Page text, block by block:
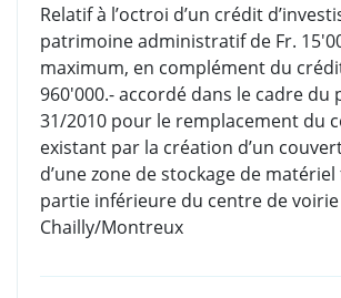
Relatif à l’octroi d’un crédit
patrimoine administratif de Fr.
maximum, en complément du
960'000.- accordé dans le cadre du
31/2010 pour le remplacement du
existant par la création d’un
d’une zone de stockage de
partie inférieure du centre de
Chailly/Montreux